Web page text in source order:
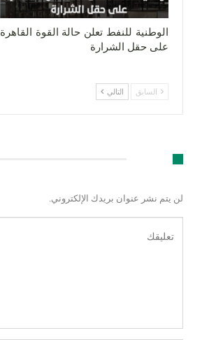
الوطنية للنفط تعلن حالة القوة القاهرة
على حقل الشرارة
السابق التالي
لن يتم نشر عنوان بريدك الإلكتروني.